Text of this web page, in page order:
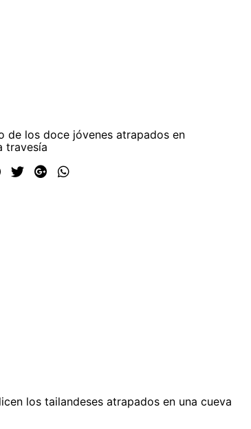
de los doce jóvenes atrapados en
travesía
los tailandeses atrapados en una cueva